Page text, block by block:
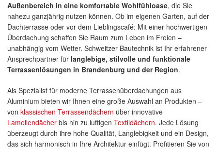
Außenbereich in eine komfortable Wohlfühloase, die Sie
nahezu ganzjährig nutzen können. Ob im eigenen Garten, auf der
Dachterrasse oder vor dem Lieblingscafé: Mit einer hochwertigen
Überdachung schaffen Sie Raum zum Leben im Freien –
unabhängig vom Wetter. Schweitzer Bautechnik ist Ihr erfahrener
Ansprechpartner für langlebige, stilvolle und funktionale
Terrassenlösungen in Brandenburg und der Region.
Als Spezialist für moderne Terrassenüberdachungen aus
Aluminium bieten wir Ihnen eine große Auswahl an Produkten –
von klassischen Terrassendächern über innovative
Lamellendächer bis hin zu luftigen Textildächern. Jede Lösung
überzeugt durch ihre hohe Qualität, Langlebigkeit und ein Design,
das sich harmonisch in Ihre Architektur einfügt. Profitieren Sie von